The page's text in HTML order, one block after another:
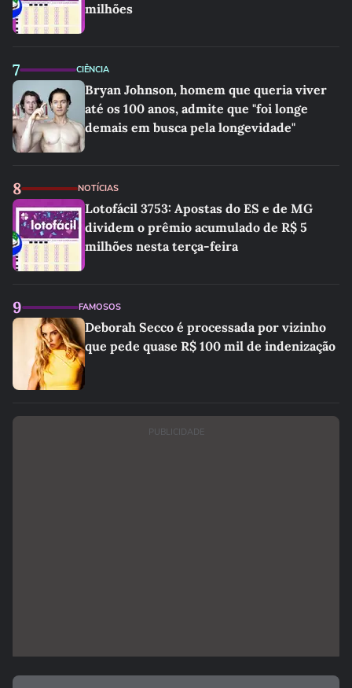
milhões
7 CIÊNCIA
Bryan Johnson, homem que queria viver
até os 100 anos, admite que "foi longe
demais em busca pela longevidade"
8 NOTÍCIAS
Lotofácil 3753: Apostas do ES e de MG
dividem o prêmio acumulado de R$ 5
milhões nesta terça-feira
9 FAMOSOS
Deborah Secco é processada por vizinho
que pede quase R$ 100 mil de indenização
PUBLICIDADE